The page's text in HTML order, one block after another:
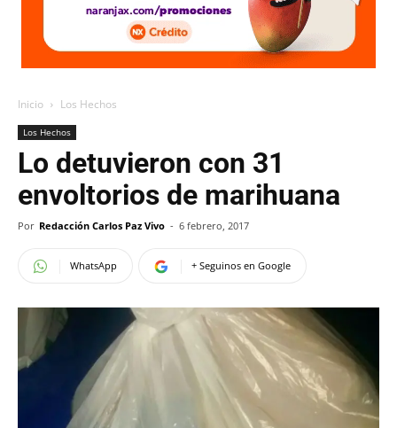
Inicio Los Hechos
Los Hechos
Lo detuvieron con 31
envoltorios de marihuana
Por Redacción Carlos Paz Vivo - 6 febrero, 2017
WhatsApp + Seguinos en Google